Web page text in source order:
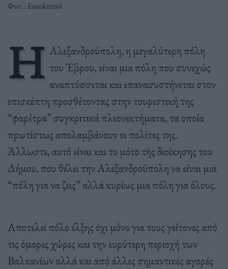
Φωτ.: Eurokinissi
Η Αλεξανδρούπολη, η μεγαλύτερη πόλη
του Έβρου, είναι μια πόλη που συνεχώς
αναπτύσσεται και επανασυστήνεται στον
επισκέπτη προσθέτοντας στην τουριστική της
“φαρέτρα” συγκριτικά πλεονεκτήματα, τα οποία
πρωτίστως απολαμβάνουν οι πολίτες της.
Άλλωστε, αυτό είναι και το μότο τής διοίκησης του
Δήμου, που θέλει την Αλεξανδρούπολη να είναι μια
“πόλη για να ζεις” αλλά κυρίως μια πόλη για όλους.
Αποτελεί πόλο έλξης όχι μόνο για τους γείτονες από
τις όμορες χώρες και την ευρύτερη περιοχή των
Βαλκανίων αλλά και από άλλες σημαντικές αγορές